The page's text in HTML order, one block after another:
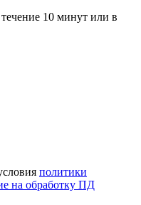
10 минут или в
политики
на обработку ПД